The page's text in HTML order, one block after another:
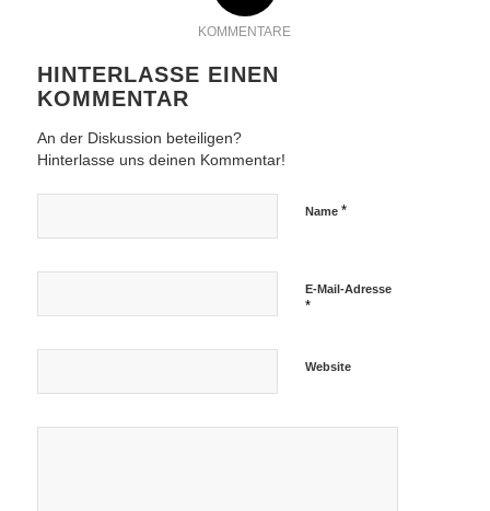
KOMMENTARE
HINTERLASSE EINEN
KOMMENTAR
An der Diskussion beteiligen?
Hinterlasse uns deinen Kommentar!
Name *
E-Mail-Adresse
*
Website